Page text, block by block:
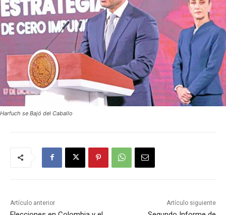
Harfuch se Bajó del Caballo
Artículo anterior Artículo siguiente